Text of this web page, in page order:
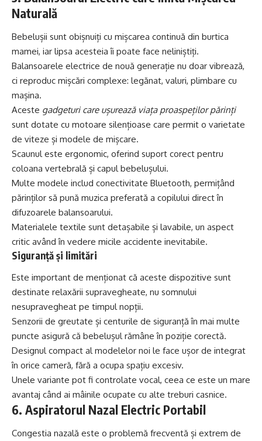
Naturală
Bebelușii sunt obișnuiți cu mișcarea continuă din burtica
mamei, iar lipsa acesteia îi poate face neliniștiți.
Balansoarele electrice de nouă generație nu doar vibrează,
ci reproduc mișcări complexe: legănat, valuri, plimbare cu
mașina.
Aceste gadgeturi care ușurează viața proaspeților părinți
sunt dotate cu motoare silențioase care permit o varietate
de viteze și modele de mișcare.
Scaunul este ergonomic, oferind suport corect pentru
coloana vertebrală și capul bebelușului.
Multe modele includ conectivitate Bluetooth, permițând
părinților să pună muzica preferată a copilului direct în
difuzoarele balansoarului.
Materialele textile sunt detașabile și lavabile, un aspect
critic având în vedere micile accidente inevitabile.
Siguranță și limitări
Este important de menționat că aceste dispozitive sunt
destinate relaxării supravegheate, nu somnului
nesupravegheat pe timpul nopții.
Senzorii de greutate și centurile de siguranță în mai multe
puncte asigură că bebelușul rămâne în poziție corectă.
Designul compact al modelelor noi le face ușor de integrat
în orice cameră, fără a ocupa spațiu excesiv.
Unele variante pot fi controlate vocal, ceea ce este un mare
avantaj când ai mâinile ocupate cu alte treburi casnice.
6. Aspiratorul Nazal Electric Portabil
Congestia nazală este o problemă frecventă și extrem de